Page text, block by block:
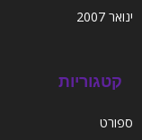
ינואר 2007
קטגוריות
ספורט